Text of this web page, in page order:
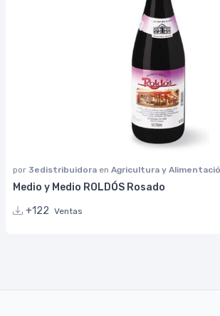
por 3edistribuidora en Agricultura y
Medio y Medio ROLDÓS Rosado
+122 Ventas